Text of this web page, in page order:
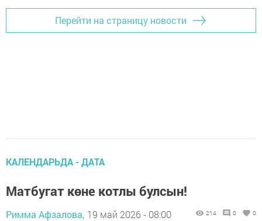
Перейти на страницу новости
КАЛЕНДАРЬДА - ДАТА
Матбугат көне котлы булсын!
Римма Афзалова, 19 май 2026 - 08:00 214 0 0